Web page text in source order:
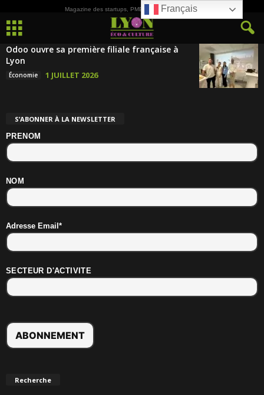
Magazine des startups, PME, ETI et de la Culture
Odoo ouvre sa première filiale française à
Lyon
Économie 1 JUILLET 2026
S’ABONNER À LA NEWSLETTER
PRENOM
NOM
Adresse Email*
SECTEUR D'ACTIVITE
Recherche
Français